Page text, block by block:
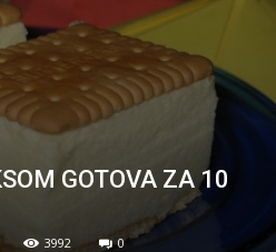
GOTOVA ZA 10
3992 0